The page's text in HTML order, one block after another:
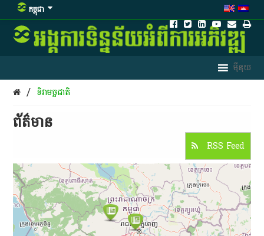
កម្ពុជា
/ ទិវា​មច្ឆជាតិ​
ព័ត៌មាន​
RSS Feed